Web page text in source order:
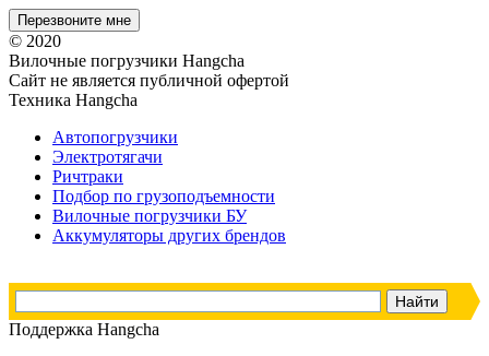
© 2020
Вилочные погрузчики Hangcha
Сайт не является публичной офертой
Техника Hangcha
Автопогрузчики
Электротягачи
Ричтраки
Подбор по грузоподъемности
Вилочные погрузчики БУ
Аккумуляторы других брендов
Поддержка Hangcha